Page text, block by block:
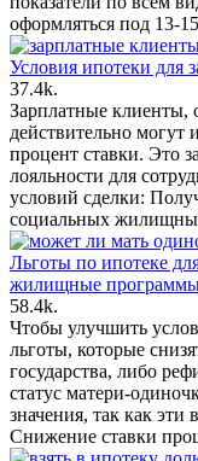
оформляться под 13-
Условия ипотеки для
37.4k.
Зарплатные клиенты,
действительно
процент ставки. Это
лояльности для
условий сделки:
социальных
Льготы по ипотеке
жилищные
58.4k.
Чтобы улучшить
льготы, которые
государства, либо
статус матери-
значения, так как
Снижение ставки